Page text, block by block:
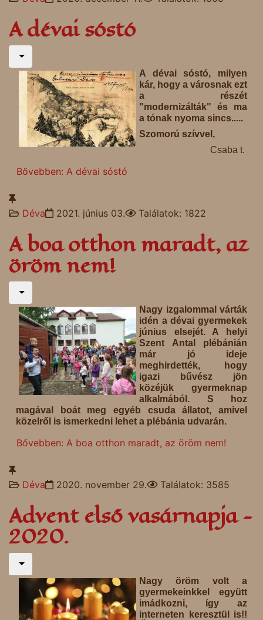
A dévai sóstó
A dévai sóstó, milyen
kár, hogy a városnak ezt
a részét
"modernizálták" és ma
a tónak nyoma sincs.....
Szomorú szívvel,
Csaba t.
Bővebben: A dévai sóstó
Déva 2021. június 03. Találatok: 1822
A boa otthon maradt, az
öröm nem!
Nagy izgalommal várták
idén a dévai gyermekek
június elsejét. A helyi
Szent Antal plébánián
már jó ideje
meghirdették, hogy
igazi bűvész jön
közéjük gyermeknap
alkalmából. S hoz
magával boát meg egyéb csuda állatot, amivel
közelről is ismerkedni lehet a plébánia udvarán.
Bővebben: A boa otthon maradt, az öröm nem!
Déva 2020. november 29. Találatok: 3585
Advent első vasárnapja -
2020.
Nagy öröm volt a
gyermekeinkkel együtt
imádkozni, így az
interneten keresztül is!!